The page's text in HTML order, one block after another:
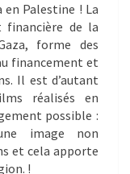
en Palestine ! La
financière de la
forme des
financement et
Il est d’autant
réalisés en
possible :
image non
et cela apporte
!